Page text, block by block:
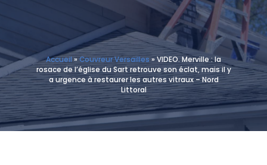
Accueil »Couvreur Versailles »VIDEO. Merville : la
rosace de l’église du Sart retrouve son éclat, mais il y
a urgence à restaurer les autres vitraux – Nord
Littoral